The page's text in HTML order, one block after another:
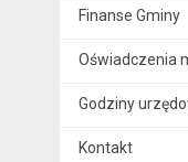
Finanse Gminy
Oświadczenia
Godziny
Kontakt